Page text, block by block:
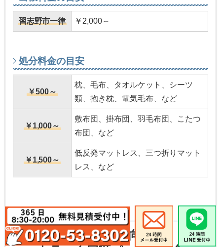
習志野市一律 ￥2,000～
処分料金の目安
￥500～
枕、毛布、タオルケット、シーツ
類、抱き枕、電気毛布、など
￥1,000～
敷布団、掛布団、羽毛布団、こたつ
布団、など
￥1,500～
低反発マットレス、三つ折りマット
レス、など
量が多い方向け